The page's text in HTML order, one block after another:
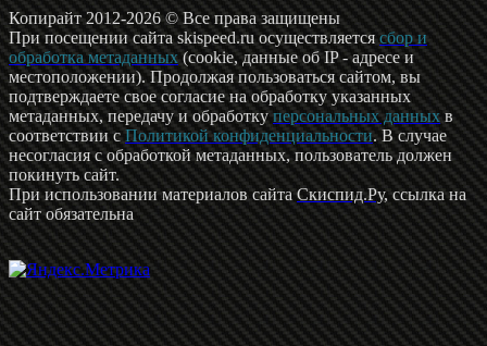
Копирайт 2012-2026 © Все права защищены
При посещении сайта skispeed.ru осуществляетсясбор и
обработка метаданных(cookie, данные об IP - адресе и
местоположении). Продолжая пользоваться сайтом, вы
подтверждаете свое согласие на обработку указанных
метаданных, передачу и обработкуперсональных данныхв
соответствии сПолитикой конфиденциальности. В случае
несогласия с обработкой метаданных, пользователь должен
покинуть сайт.
При использовании материалов сайтаСкиспид.Ру, ссылка на
сайт обязательна